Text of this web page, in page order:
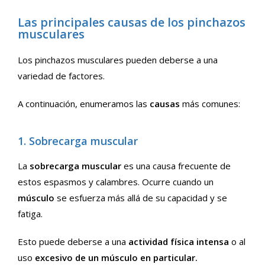
Las principales causas de los pinchazos
musculares
Los pinchazos musculares pueden deberse a una
variedad de factores.
A continuación, enumeramos las causas más comunes:
1. Sobrecarga muscular
La sobrecarga muscular es una causa frecuente de
estos espasmos y calambres. Ocurre cuando un
músculo se esfuerza más allá de su capacidad y se
fatiga.
Esto puede deberse a una actividad física intensa o al
uso excesivo de un músculo en particular.